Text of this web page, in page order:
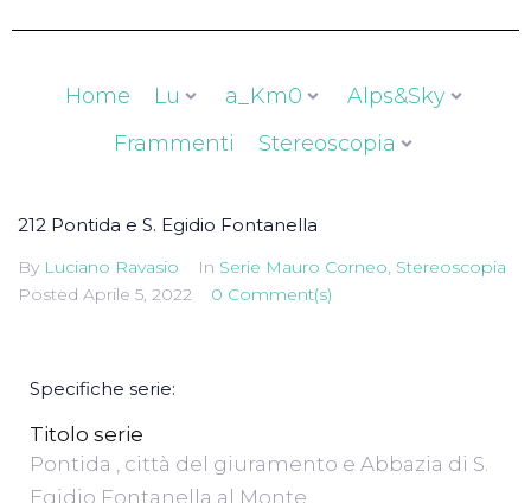
Home Lu a_Km0
Alps&Sky
Frammenti
Stereoscopia
212 Pontida e S. Egidio Fontanella
By Luciano Ravasio In Serie Mauro Corneo, Stereoscopia
Posted Aprile 5, 2022 0 Comment(s)
Specifiche serie:
Titolo serie
Pontida , città del giuramento e Abbazia di S.
Egidio Fontanella al Monte